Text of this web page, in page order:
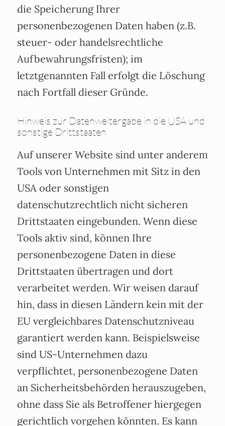
die Speicherung Ihrer
personenbezogenen Daten haben (z.B.
steuer- oder handelsrechtliche
Aufbewahrungsfristen); im
letztgenannten Fall erfolgt die Löschung
nach Fortfall dieser Gründe.
Hinweis zur Datenweitergabe in die USA und
sonstige Drittstaaten
Auf unserer Website sind unter anderem
Tools von Unternehmen mit Sitz in den
USA oder sonstigen
datenschutzrechtlich nicht sicheren
Drittstaaten eingebunden. Wenn diese
Tools aktiv sind, können Ihre
personenbezogene Daten in diese
Drittstaaten übertragen und dort
verarbeitet werden. Wir weisen darauf
hin, dass in diesen Ländern kein mit der
EU vergleichbares Datenschutzniveau
garantiert werden kann. Beispielsweise
sind US-Unternehmen dazu
verpflichtet, personenbezogene Daten
an Sicherheitsbehörden herauszugeben,
ohne dass Sie als Betroffener hiergegen
gerichtlich vorgehen könnten. Es kann